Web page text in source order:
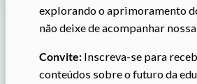
explorando o aprimoramento
não deixe de acompanhar
Convite: Inscreva-se para
conteúdos sobre o futuro da